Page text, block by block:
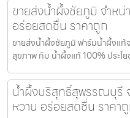
ขายส่งน้ำผึ้งชัยภูมิ จำห
อร่อยสดชื่น ราคาถูก
ขายส่งน้ำผึ้งชัยภูมิ ฟาร์มน้ำผึ้งแท้
สุขภาพ กับ น้ำผึ้งแท้ 100% ประโ
น้ำผึ้งบริสุทธิ์สุพรรณบุรี
หวาน อร่อยสดชื่น ราคา